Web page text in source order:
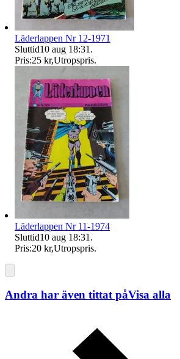
Läderlappen Nr 12-1971
Sluttid10 aug 18:31 .
Pris:25 kr,Utropspris.
Läderlappen Nr 11-1974
Sluttid10 aug 18:31 .
Pris:20 kr,Utropspris.
Andra har även tittat påVisa alla